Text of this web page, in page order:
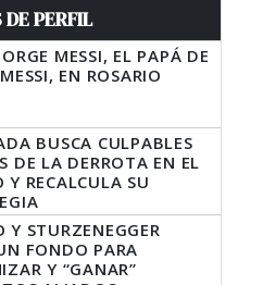
PERFIL
MESSI, EL PAPÁ DE
EN ROSARIO
BUSCA CULPABLES
DE LA DERROTA EN EL
Y RECALCULA SU
Y STURZENEGGER
FONDO PARA
Y “GANAR”